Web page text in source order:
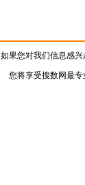
如果您对我们信息感
您将享受搜数网最专